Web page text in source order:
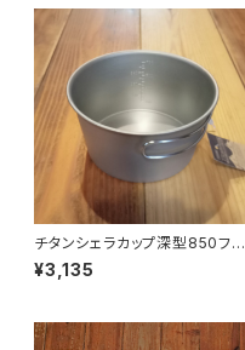
チタンシェラカップ深型850フォ
ールドハンドル(メモリ付)
¥3,135